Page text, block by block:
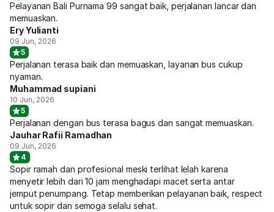
Pelayanan Bali Purnama 99 sangat baik, perjalanan lancar dan
memuaskan.
Ery Yulianti
09 Jun, 2026
5
Perjalanan terasa baik dan memuaskan, layanan bus cukup
nyaman.
Muhammad supiani
10 Jun, 2026
5
Perjalanan dengan bus terasa bagus dan sangat memuaskan.
Jauhar Rafii Ramadhan
09 Jun, 2026
4
Sopir ramah dan profesional meski terlihat lelah karena
menyetir lebih dari 10 jam menghadapi macet serta antar
jemput penumpang. Tetap memberikan pelayanan baik, respect
untuk sopir dan semoga selalu sehat.